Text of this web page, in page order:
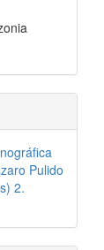
Pulido
2.